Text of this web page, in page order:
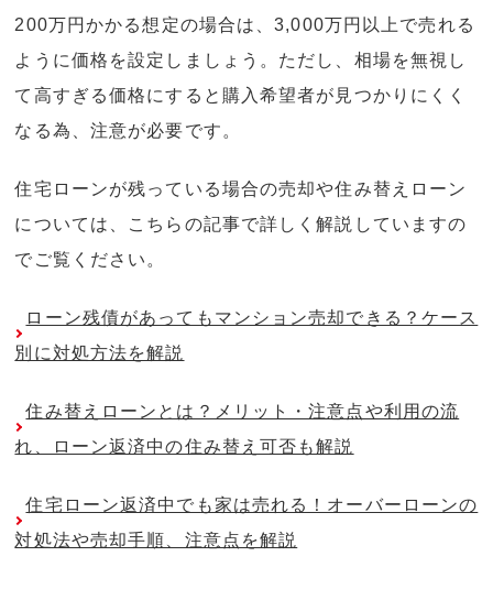
200万円かかる想定の場合は、3,000万円以上で売れる
ように価格を設定しましょう。ただし、相場を無視し
て高すぎる価格にすると購入希望者が見つかりにくく
なる為、注意が必要です。
住宅ローンが残っている場合の売却や住み替えローン
については、こちらの記事で詳しく解説していますの
でご覧ください。
ローン残債があってもマンション売却できる？ケース
別に対処方法を解説
住み替えローンとは？メリット・注意点や利用の流
れ、ローン返済中の住み替え可否も解説
住宅ローン返済中でも家は売れる！オーバーローンの
対処法や売却手順、注意点を解説